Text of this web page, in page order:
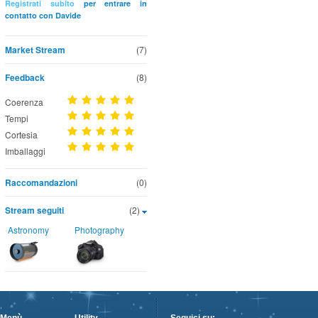
Registrati subitoper entrare in
contatto con Davide
(7)
Market Stream
Feedback (8)
Coerenza
Tempi
Cortesia
Imballaggi
(0)
Raccomandazioni
(2)
Stream seguiti
Astronomy Photography